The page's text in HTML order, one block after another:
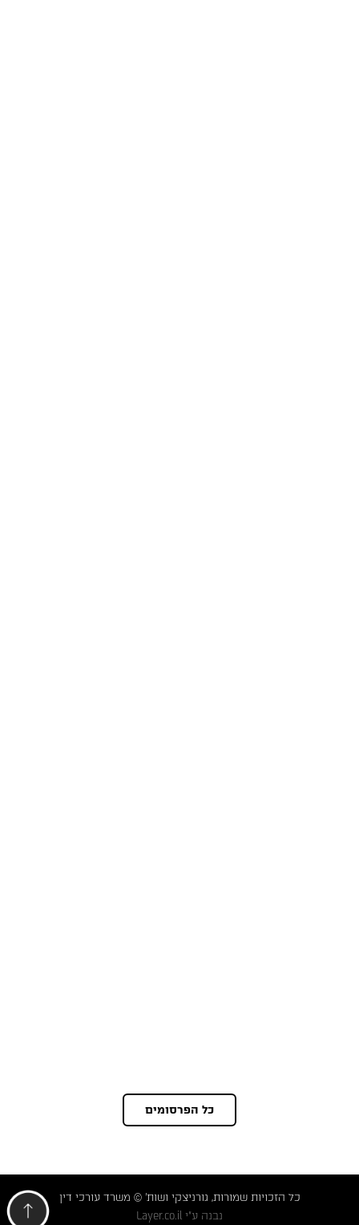
כל הפרסומים
כל הזכויות שמורות, גורניצקי ושות' © משרד עורכי דין
נבנה ע"י Layer.co.il